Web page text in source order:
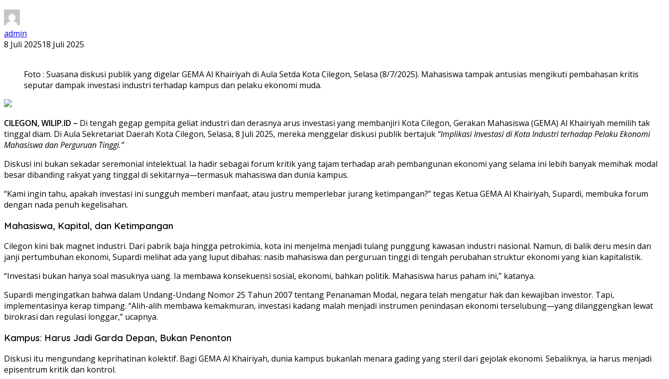
admin
8 Juli 202518 Juli 2025
Foto : Suasana diskusi publik yang digelar GEMA Al Khairiyah di Aula Setda Kota Cilegon, Selasa (8/7/2025). Mahasiswa tampak antusias mengikuti pembahasan kritis
seputar dampak investasi industri terhadap kampus dan pelaku ekonomi muda.
CILEGON, WILIP.ID – Di tengah gegap gempita geliat industri dan derasnya arus investasi yang membanjiri Kota Cilegon, Gerakan Mahasiswa (GEMA) Al Khairiyah memilih tak
tinggal diam. Di Aula Sekretariat Daerah Kota Cilegon, Selasa, 8 Juli 2025, mereka menggelar diskusi publik bertajuk “Implikasi Investasi di Kota Industri terhadap Pelaku Ekonomi
Mahasiswa dan Perguruan Tinggi.”
Diskusi ini bukan sekadar seremonial intelektual. Ia hadir sebagai forum kritik yang tajam terhadap arah pembangunan ekonomi yang selama ini lebih banyak memihak modal
besar dibanding rakyat yang tinggal di sekitarnya—termasuk mahasiswa dan dunia kampus.
“Kami ingin tahu, apakah investasi ini sungguh memberi manfaat, atau justru memperlebar jurang ketimpangan?” tegas Ketua GEMA Al Khairiyah, Supardi, membuka forum
dengan nada penuh kegelisahan.
Mahasiswa, Kapital, dan Ketimpangan
Cilegon kini bak magnet industri. Dari pabrik baja hingga petrokimia, kota ini menjelma menjadi tulang punggung kawasan industri nasional. Namun, di balik deru mesin dan
janji pertumbuhan ekonomi, Supardi melihat ada yang luput dibahas: nasib mahasiswa dan perguruan tinggi di tengah perubahan struktur ekonomi yang kian kapitalistik.
“Investasi bukan hanya soal masuknya uang. Ia membawa konsekuensi sosial, ekonomi, bahkan politik. Mahasiswa harus paham ini,” katanya.
Supardi mengingatkan bahwa dalam Undang-Undang Nomor 25 Tahun 2007 tentang Penanaman Modal, negara telah mengatur hak dan kewajiban investor. Tapi,
implementasinya kerap timpang. “Alih-alih membawa kemakmuran, investasi kadang malah menjadi instrumen penindasan ekonomi terselubung—yang dilanggengkan lewat
birokrasi dan regulasi longgar,” ucapnya.
Kampus: Harus Jadi Garda Depan, Bukan Penonton
Diskusi itu mengundang keprihatinan kolektif. Bagi GEMA Al Khairiyah, dunia kampus bukanlah menara gading yang steril dari gejolak ekonomi. Sebaliknya, ia harus menjadi
episentrum kritik dan kontrol.